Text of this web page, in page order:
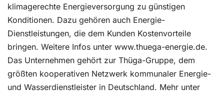
klimagerechte Energieversorgung zu günstigen
Konditionen. Dazu gehören auch Energie-
Dienstleistungen, die dem Kunden Kostenvorteile
bringen. Weitere Infos unter www.thuega-energie.de.
Das Unternehmen gehört zur Thüga-Gruppe, dem
größten kooperativen Netzwerk kommunaler Energie-
und Wasserdienstleister in Deutschland. Mehr unter